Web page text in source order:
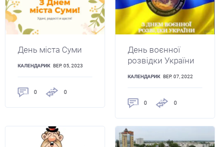
День міста Суми
КАЛЕНДАРИК ВЕР. 05, 2023
0 0
День воєнної
розвідки України
КАЛЕНДАРИК ВЕР. 07, 2022
0 0